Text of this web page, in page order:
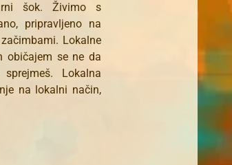
šok. Živimo s
pripravljeno na
Lokalne
običajem se ne da
Lokalna
na lokalni način,